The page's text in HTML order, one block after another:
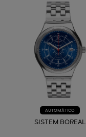
AUTOMÁTICO
SISTEM BOREAL